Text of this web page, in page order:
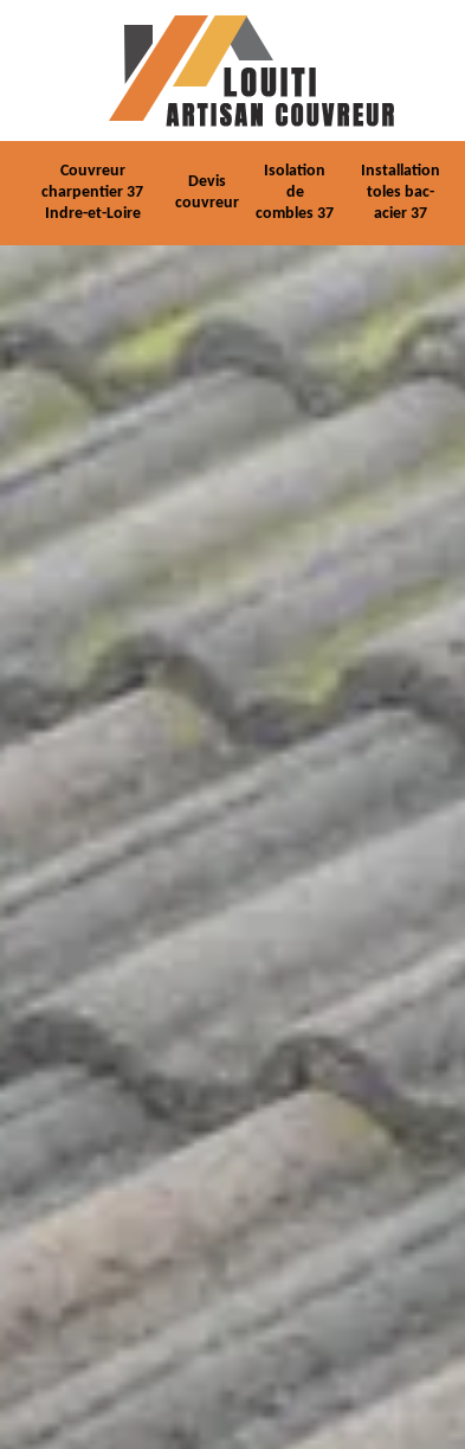
Couvreur
charpentier 37
Indre-et-Loire
Devis
couvreur
Isolation
de
combles 37
Installation
toles bac-
acier 37